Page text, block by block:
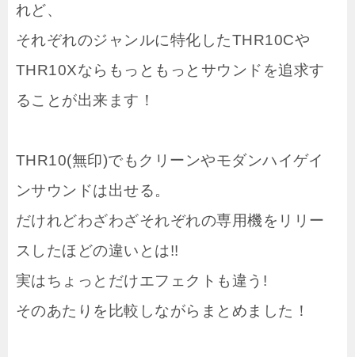
れど、
それぞれのジャンルに特化したTHR10Cや
THR10Xならもっともっとサウンドを追求す
ることが出来ます！
THR10(無印)でもクリーンやモダンハイゲイ
ンサウンドは出せる。
だけれどわざわざそれぞれの専用機をリリー
スしたほどの違いとは!!
実はちょっとだけエフェクトも違う!
そのあたりを比較しながらまとめました！